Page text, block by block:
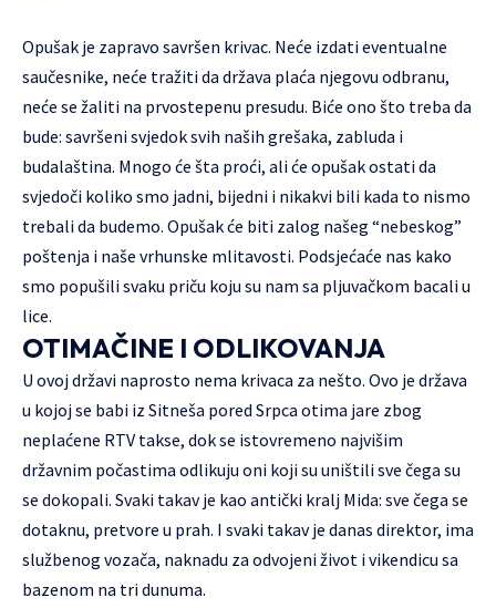
Opušak je zapravo savršen krivac. Neće izdati eventualne
saučesnike, neće tražiti da država plaća njegovu odbranu,
neće se žaliti na prvostepenu presudu. Biće ono što treba da
bude: savršeni svjedok svih naših grešaka, zabluda i
budalaština. Mnogo će šta proći, ali će opušak ostati da
svjedoči koliko smo jadni, bijedni i nikakvi bili kada to nismo
trebali da budemo. Opušak će biti zalog našeg “nebeskog”
poštenja i naše vrhunske mlitavosti. Podsjećaće nas kako
smo popušili svaku priču koju su nam sa pljuvačkom bacali u
lice.
OTIMAČINE I ODLIKOVANJA
U ovoj državi naprosto nema krivaca za nešto. Ovo je država
u kojoj se babi iz Sitneša pored Srpca otima jare zbog
neplaćene RTV takse, dok se istovremeno najvišim
državnim počastima odlikuju oni koji su uništili sve čega su
se dokopali. Svaki takav je kao antički kralj Mida: sve čega se
dotaknu, pretvore u prah. I svaki takav je danas direktor, ima
službenog vozača, naknadu za odvojeni život i vikendicu sa
bazenom na tri dunuma.